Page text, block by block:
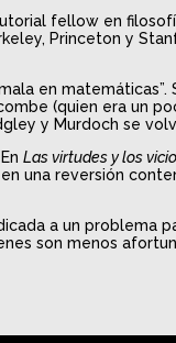
fellow en
Princeton y
en matemáticas”.
(quien era un
y Murdoch se
Las virtudes y los
una reversión
a un problema
son menos